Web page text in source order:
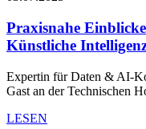
Praxisnahe
Künstliche
Expertin für Daten & AI-
Gast an der Technischen
LESEN